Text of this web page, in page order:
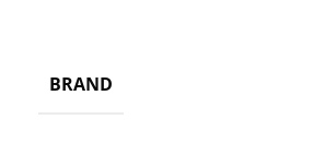
BRAND